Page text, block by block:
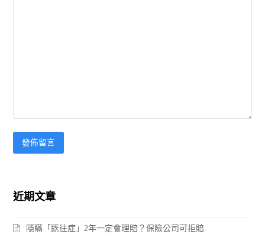
近期文章
隱瞞「既往症」2年一定會理賠？保險公司可拒賠